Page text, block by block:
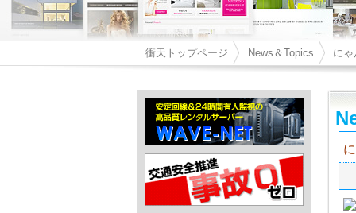
衝天トップページ News＆Topics に